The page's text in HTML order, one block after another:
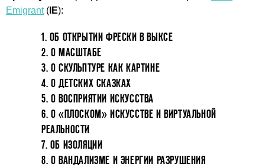
Emigrant( IE):
1. ОБ ОТКРЫТИИ ФРЕСКИ В ВЫКСЕ
2. О МАСШТАБЕ
3. О СКУЛЬПТУРЕ КАК КАРТИНЕ
4. О ДЕТСКИХ СКАЗКАХ
5. О ВОСПРИЯТИИ ИСКУССТВА
6. О «ПЛОСКОМ» ИСКУССТВЕ И ВИРТУАЛЬНОЙ
РЕАЛЬНОСТИ
7. ОБ ИЗОЛЯЦИИ
8. О ВАНДАЛИЗМЕ И ЭНЕРГИИ РАЗРУШЕНИЯ